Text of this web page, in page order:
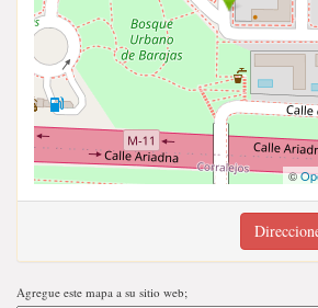
©
Agregue este mapa a su sitio web;